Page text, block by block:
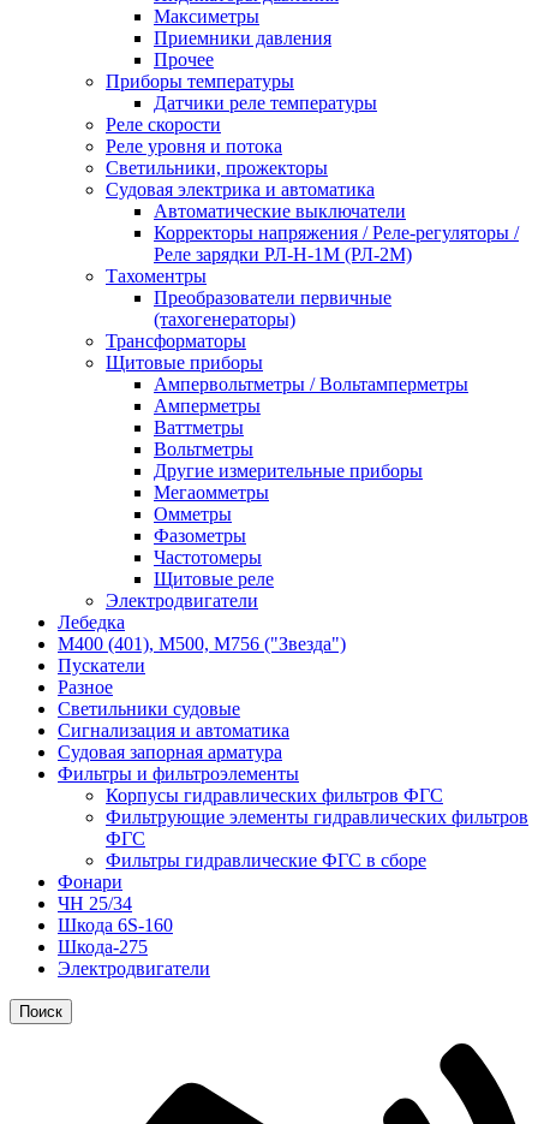
Максиметры
Приемники давления
Прочее
Приборы температуры
Датчики реле температуры
Реле скорости
Реле уровня и потока
Светильники, прожекторы
Судовая электрика и автоматика
Автоматические выключатели
Корректоры напряжения / Реле-регуляторы /
Реле зарядки РЛ-Н-1М (РЛ-2М)
Тахоментры
Преобразователи первичные
(тахогенераторы)
Трансформаторы
Щитовые приборы
Ампервольтметры / Вольтамперметры
Амперметры
Ваттметры
Вольтметры
Другие измерительные приборы
Мегаомметры
Омметры
Фазометры
Частотомеры
Щитовые реле
Электродвигатели
Лебедка
М400 (401), М500, М756 ("Звезда")
Пускатели
Разное
Светильники судовые
Сигнализация и автоматика
Судовая запорная арматура
Фильтры и фильтроэлементы
Корпусы гидравлических фильтров ФГС
Фильтрующие элементы гидравлических фильтров
ФГС
Фильтры гидравлические ФГС в сборе
Фонари
ЧН 25/34
Шкода 6S-160
Шкода-275
Электродвигатели
Поиск